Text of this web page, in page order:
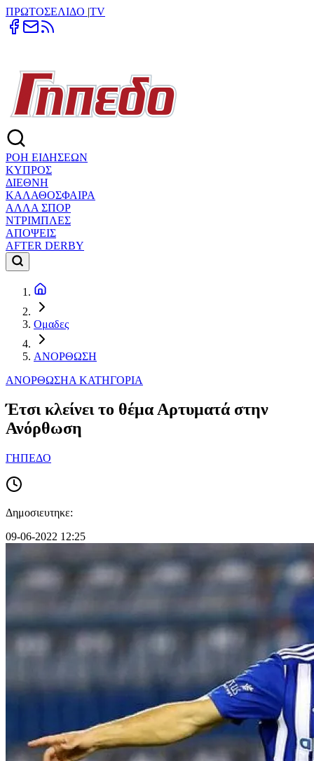
ΠΡΩΤΟΣΕΛΙΔΟ |TV
ΡΟΗ ΕΙΔΗΣΕΩΝ
ΚΥΠΡΟΣ
ΔΙΕΘΝΗ
ΚΑΛΑΘΟΣΦΑΙΡΑ
ΑΛΛΑ ΣΠΟΡ
ΝΤΡΙΜΠΛΕΣ
ΑΠΟΨΕΙΣ
AFTER DERBY
Ομαδες
ΑΝΟΡΘΩΣΗ
ΑΝΟΡΘΩΣΗΑ ΚΑΤΗΓΟΡΙΑ
Έτσι κλείνει το θέμα Αρτυματά στην
Ανόρθωση
ΓΗΠΕΔΟ
Δημοσιευτηκε:
09-06-2022 12:25